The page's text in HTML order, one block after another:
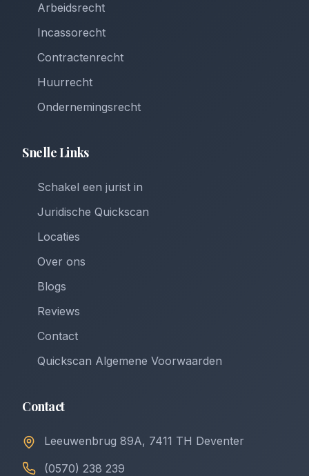
Arbeidsrecht
Incassorecht
Contractenrecht
Huurrecht
Ondernemingsrecht
Snelle Links
Schakel een jurist in
Juridische Quickscan
Locaties
Over ons
Blogs
Reviews
Contact
Quickscan Algemene Voorwaarden
Contact
Leeuwenbrug 89A, 7411 TH Deventer
(0570) 238 239